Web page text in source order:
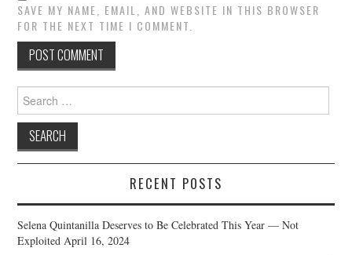
SAVE MY NAME, EMAIL, AND WEBSITE IN THIS BROWSER
FOR THE NEXT TIME I COMMENT.
for:
RECENT POSTS
Selena Quintanilla Deserves to Be Celebrated This Year — Not
Exploited April 16, 2024